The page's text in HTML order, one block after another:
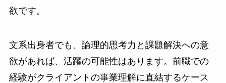
欲です。
文系出身者でも、論理的思考力と課題解決への意
欲があれば、活躍の可能性はあります。前職での
経験がクライアントの事業理解に直結するケース